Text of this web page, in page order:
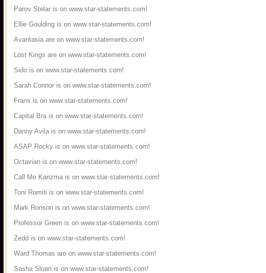
Parov Stelar is on www.star-statements.com!
Ellie Goulding is on www.star-statements.com!
Avantasia are on www.star-statements.com!
Lost Kings are on www.star-statements.com!
Sido is on www.star-statements.com!
Sarah Connor is on www.star-statements.com!
Frans is on www.star-statements.com!
Capital Bra is on www.star-statements.com!
Danny Avila is on www.star-statements.com!
ASAP Rocky is on www.star-statements.com!
Octavian is on www.star-statements.com!
Call Me Karizma is on www.star-statements.com!
Toni Romiti is on www.star-statements.com!
Mark Ronson is on www.star-statements.com!
Professor Green is on www.star-statements.com!
Zedd is on www.star-statements.com!
Ward Thomas are on www.star-statements.com!
Sasha Sloan is on www.star-statements.com!